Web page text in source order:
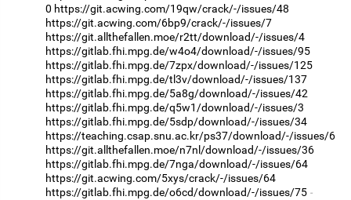
0 https://git.acwing.com/19qw/crack/-/issues/48
https://git.acwing.com/6bp9/crack/-/issues/7
https://git.allthefallen.moe/r2tt/download/-/issues/4
https://gitlab.fhi.mpg.de/w4o4/download/-/issues/95
https://gitlab.fhi.mpg.de/7zpx/download/-/issues/125
https://gitlab.fhi.mpg.de/tl3v/download/-/issues/137
https://gitlab.fhi.mpg.de/5a8g/download/-/issues/42
https://gitlab.fhi.mpg.de/q5w1/download/-/issues/3
https://gitlab.fhi.mpg.de/5sdp/download/-/issues/34
https://teaching.csap.snu.ac.kr/ps37/download/-/issues/6
https://git.allthefallen.moe/n7nl/download/-/issues/36
https://gitlab.fhi.mpg.de/7nga/download/-/issues/64
https://git.acwing.com/5xys/crack/-/issues/64
https://gitlab.fhi.mpg.de/o6cd/download/-/issues/75